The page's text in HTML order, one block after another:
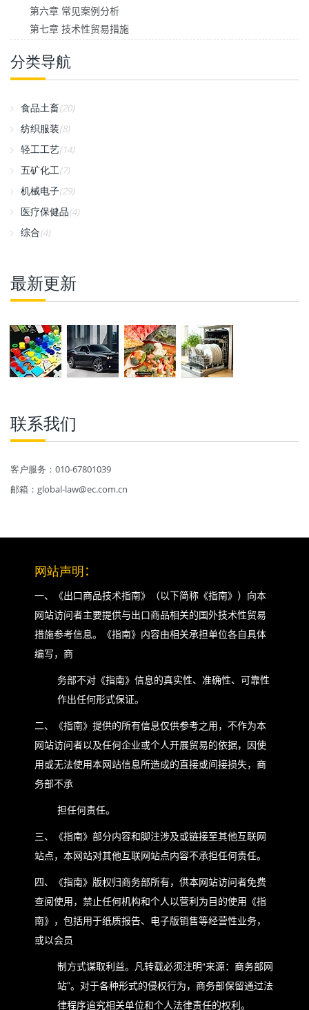
第六章 常见案例分析
第七章 技术性贸易措施
分类导航
食品土畜(20)
纺织服装(8)
轻工工艺(14)
五矿化工(7)
机械电子(29)
医疗保健品(4)
综合(4)
最新更新
联系我们
客户服务：010-67801039
邮箱：global-law@ec.com.cn
网站声明 ：
一、《出口商品技术指南》（以下简称《指南》）向本
网站访问者主要提供与出口商品相关的国外技术性贸易
措施参考信息。《指南》内容由相关承担单位各自具体
编写，商
务部不对《指南》信息的真实性、准确性、可靠性
作出任何形式保证。
二、《指南》提供的所有信息仅供参考之用，不作为本
网站访问者以及任何企业或个人开展贸易的依据，因使
用或无法使用本网站信息所造成的直接或间接损失，商
务部不承
担任何责任。
三、《指南》部分内容和脚注涉及或链接至其他互联网
站点，本网站对其他互联网站点内容不承担任何责任。
四、《指南》版权归商务部所有，供本网站访问者免费
查阅使用，禁止任何机构和个人以营利为目的使用《指
南》，包括用于纸质报告、电子版销售等经营性业务，
或以会员
制方式谋取利益。凡转载必须注明“来源：商务部网
站”。对于各种形式的侵权行为，商务部保留通过法
律程序追究相关单位和个人法律责任的权利。